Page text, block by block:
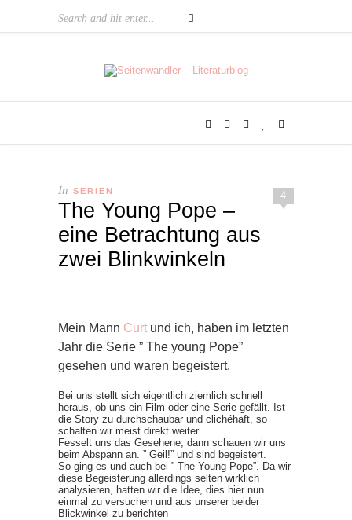
4
In SERIEN
The Young Pope –
eine Betrachtung aus
zwei Blinkwinkeln
Mein Mann Curt und ich, haben im letzten
Jahr die Serie ” The young Pope”
gesehen und waren begeistert.
Bei uns stellt sich eigentlich ziemlich schnell
heraus, ob uns ein Film oder eine Serie gefällt. Ist
die Story zu durchschaubar und clichéhaft, so
schalten wir meist direkt weiter.
Fesselt uns das Gesehene, dann schauen wir uns
beim Abspann an. ” Geil!” und sind begeistert.
So ging es und auch bei ” The Young Pope”. Da wir
diese Begeisterung allerdings selten wirklich
analysieren, hatten wir die Idee, dies hier nun
einmal zu versuchen und aus unserer beider
Blickwinkel zu berichten